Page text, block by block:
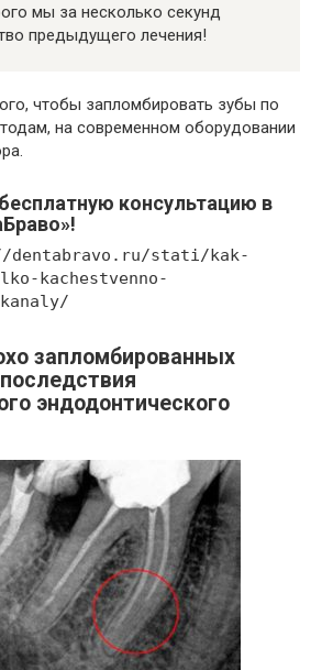
мы за несколько секунд
предыдущего лечения!
чтобы запломбировать зубы по
на современном оборудовании
консультацию в
stati/kak-
kachestvenno-
запломбированных
эндодонтического